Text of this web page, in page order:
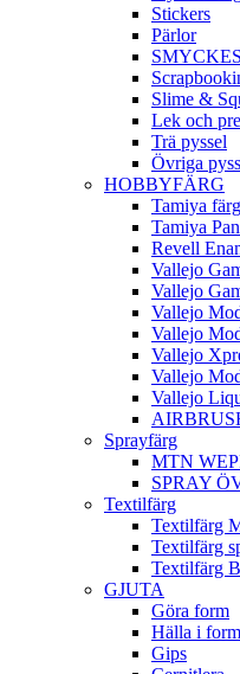
Stickers
Pärlor
Slime &
Lek och
Trä pyssel
Övriga
HOBBYFÄRG
Tamiya färg
Tamiya
Revell
Vallejo
Vallejo
Vallejo
Vallejo
Vallejo
Vallejo
Vallejo
Sprayfärg
MTN
SPRAY
Textilfärg
Textilfärg
Textilfärg
Textilfärg
GJUTA
Göra form
Hälla i form
Gips